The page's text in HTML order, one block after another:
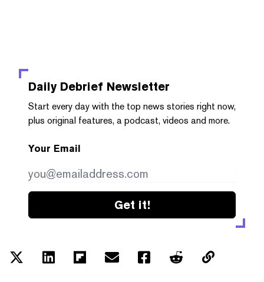
Daily Debrief Newsletter
Start every day with the top news stories right now,
plus original features, a podcast, videos and more.
Your Email
Get it!